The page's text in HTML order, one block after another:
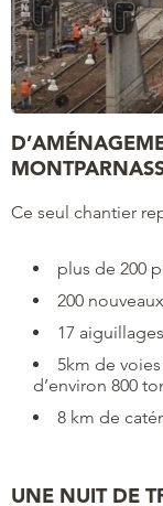
Ce seul chantier
plus de 200
200
17
5km de
d’environ 800
8 km de
UNE NUIT DE